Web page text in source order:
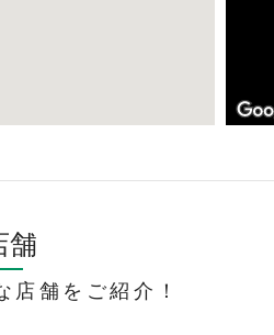
舗
店舗をご紹介！